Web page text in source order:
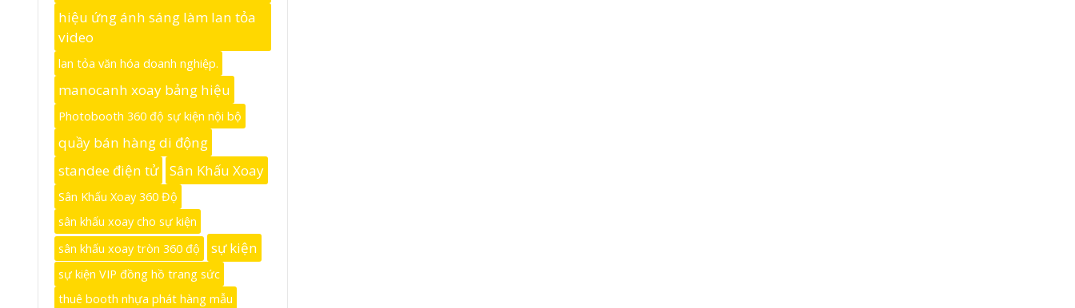
hiệu ứng ánh sáng làm lan tỏa
video
lan tỏa văn hóa doanh nghiệp.
manocanh xoay bảng hiệu
Photobooth 360 độ sự kiện nội bộ
quầy bán hàng di động
standee điện tử
Sân Khấu Xoay
Sân Khấu Xoay 360 Độ
sân khấu xoay cho sự kiện
sân khấu xoay tròn 360 độ
sự kiện
sự kiện VIP đồng hồ trang sức
thuê booth nhựa phát hàng mẫu